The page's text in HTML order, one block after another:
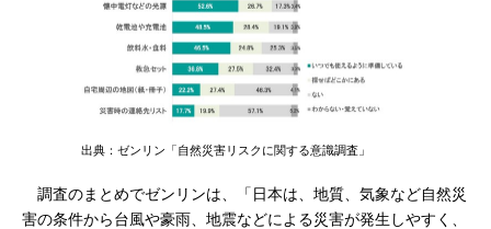
出典：ゼンリン「自然災害リスクに関する意識調査」
調査のまとめでゼンリンは、「日本は、地質、気象など自然災
害の条件から台風や豪雨、地震などによる災害が発生しやすく、